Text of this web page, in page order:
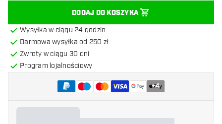
DODAJ DO KOSZYKA
Wysyłka w ciągu 24 godzin
Darmowa wysyłka od 250 zł
Zwroty w ciągu 30 dni
Program lojalnościowy
+4